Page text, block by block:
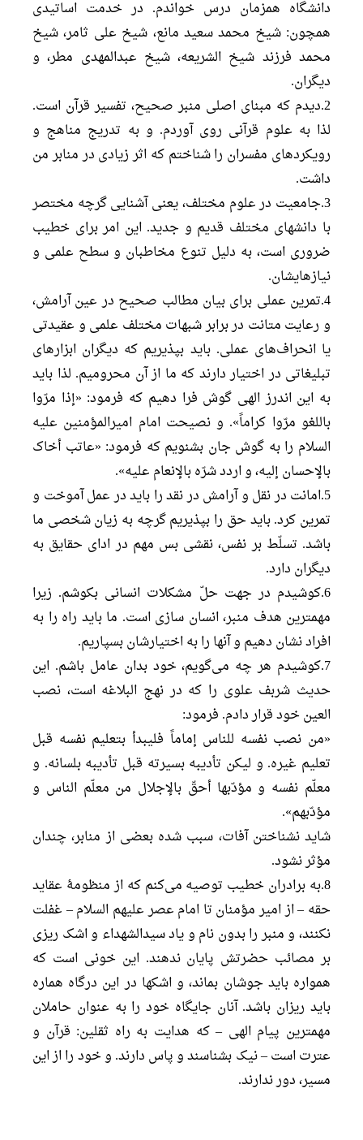
دانشگاه همزمان درس خواندم. در خدمت اساتیدی
همچون: شیخ محمد سعید مانع، شیخ علی ثامر، شیخ
محمد فرزند شیخ الشریعه، شیخ عبدالمهدی مطر، و
دیگران.
2.دیدم که مبنای اصلی منبر صحیح، تفسیر قرآن است.
لذا به علوم قرآنی روی آوردم. و به تدریج مناهج و
رویکردهای مفسران را شناختم که اثر زیادی در منابر من
داشت.
3.جامعیت در علوم مختلف، یعنی آشنایی گرچه مختصر
با دانشهای مختلف قدیم و جدید. این امر برای خطیب
ضروری است، به دلیل تنوع مخاطبان و سطح علمی و
نیازهایشان.
4.تمرین عملی برای بیان مطالب صحیح در عین آرامش،
و رعایت متانت در برابر شبهات مختلف علمی و عقیدتی
یا انحراف‌های عملی. باید بپذیریم که دیگران ابزارهای
تبلیغاتی در اختیار دارند که ما از آن محرومیم. لذا باید
به این اندرز الهی گوش فرا دهیم که فرمود: «إذا مرّوا
باللغو مرّوا کراماً». و نصیحت امام امیرالمؤمنین علیه
السلام را به گوش جان بشنویم که فرمود: «عاتب أخاک
بالإحسان إلیه، و اردد شرّه بالإنعام علیه».
5.امانت در نقل و آرامش در نقد را باید در عمل آموخت و
تمرین کرد. باید حق را بپذیریم گرچه به زیان شخصی ما
باشد. تسلّط بر نفس، نقشی بس مهم در ادای حقایق به
دیگران دارد.
6.کوشیدم در جهت حلّ مشکلات انسانی بکوشم. زیرا
مهمترین هدف منبر، انسان سازی است. ما باید راه را به
افراد نشان دهیم و آنها را به اختیارشان بسپاریم.
7.کوشیدم هر چه می‌گویم، خود بدان عامل باشم. این
حدیث شربف علوی را که در نهج البلاغه است، نصب
العین خود قرار دادم. فرمود:
«من نصب نفسه للناس إماماً فلیبدأ بتعلیم نفسه قبل
تعلیم غیره. و لیکن تأدیبه بسیرته قبل تأدیبه بلسانه. و
معلّم نفسه و مؤدّبها أحقّ بالإجلال من معلّم الناس و
مؤدّبهم».
شاید نشناختن آفات، سبب شده بعضی از منابر، چندان
مؤثر نشود.
8.به برادران خطیب توصیه می‌کنم که از منظومۀ عقاید
حقه – از امیر مؤمنان تا امام عصر علیهم السلام – غفلت
نکنند، و منبر را بدون نام و یاد سیدالشهداء و اشک ریزی
بر مصائب حضرتش پایان ندهند. این خونی است که
همواره باید جوشان بماند، و اشکها در این درگاه هماره
باید ریزان باشد. آنان جایگاه خود را به عنوان حاملان
مهمترین پیام الهی – که هدایت به راه ثقلین: قرآن و
عترت است – نیک بشناسند و پاس دارند. و خود را از این
مسیر، دور ندارند.